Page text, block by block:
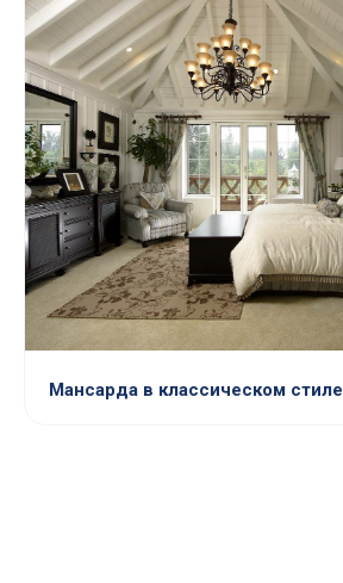
Мансарда в классическом стиле